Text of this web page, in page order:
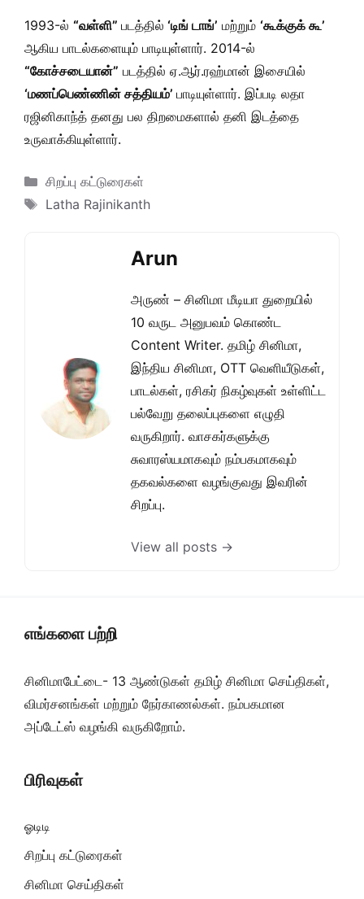
1993-ல் “வள்ளி” படத்தில் ‘டிங் டாங்’ மற்றும் ‘கூக்குக் கூ’
ஆகிய பாடல்களையும் பாடியுள்ளார். 2014-ல்
“கோச்சடையான்” படத்தில் ஏ.ஆர்.ரஹ்மான் இசையில்
‘மணப்பெண்ணின் சத்தியம்’ பாடியுள்ளார். இப்படி லதா
ரஜினிகாந்த் தனது பல திறமைகளால் தனி இடத்தை
உருவாக்கியுள்ளார்.
Categories
சிறப்பு கட்டுரைகள்
Tags
Latha Rajinikanth
Arun
அருண் – சினிமா மீடியா துறையில்
10 வருட அனுபவம் கொண்ட
Content Writer. தமிழ் சினிமா,
இந்திய சினிமா, OTT வெளியீடுகள்,
பாடல்கள், ரசிகர் நிகழ்வுகள் உள்ளிட்ட
பல்வேறு தலைப்புகளை எழுதி
வருகிறார். வாசகர்களுக்கு
சுவாரஸ்யமாகவும் நம்பகமாகவும்
தகவல்களை வழங்குவது இவரின்
சிறப்பு.
View all posts →
எங்களை பற்றி
சினிமாபேட்டை- 13 ஆண்டுகள் தமிழ் சினிமா செய்திகள்,
விமர்சனங்கள் மற்றும் நேர்காணல்கள். நம்பகமான
அப்டேட்ஸ் வழங்கி வருகிறோம்.
பிரிவுகள்
ஓடிடி
சிறப்பு கட்டுரைகள்
சினிமா செய்திகள்